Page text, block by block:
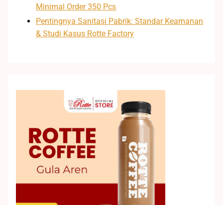
Minimal Order 350 Pcs
Pentingnya Sanitasi Pabrik: Standar Keamanan
& Studi Kasus Rotte Factory